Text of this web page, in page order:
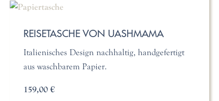
REISETASCHE VON UASHMAMA
Italienisches Design nachhaltig, handgefertigt
aus waschbarem Papier.
159,00 €